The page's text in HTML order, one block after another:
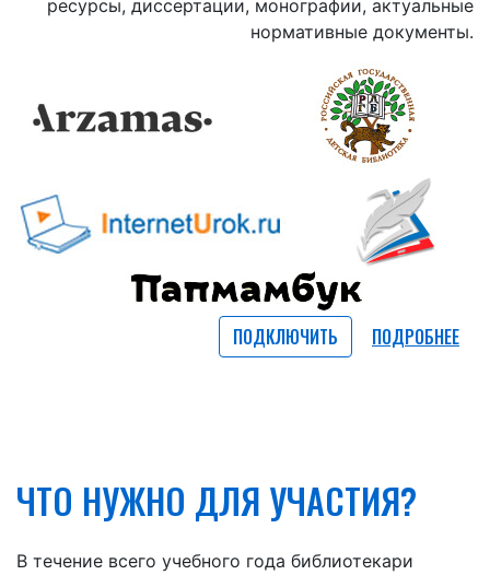
ресурсы, диссертации, монографии, актуальные
нормативные документы.
ПОДКЛЮЧИТЬ ПОДРОБНЕЕ
ЧТО НУЖНО ДЛЯ УЧАСТИЯ?
В течение всего учебного года библиотекари